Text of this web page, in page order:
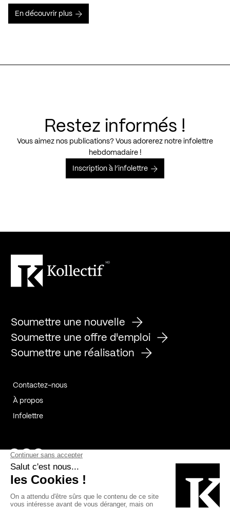
En découvrir plus
Restez informés !
Vous aimez nos publications? Vous adorerez notre infolettre
hebdomadaire !
Inscription à l’infolettre
Soumettre une nouvelle
Soumettre une offre d'emploi
Soumettre une réalisation
Contactez-nous
À propos
Infolettre
Page Facebook de Kollectif
Page Instagram de Kollectif
Page Linkedin de Kollectif